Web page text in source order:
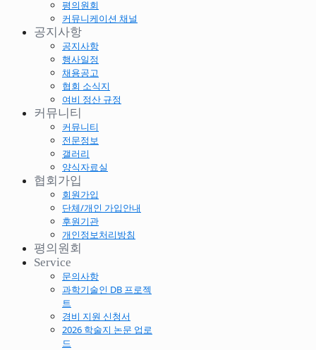
평의원회
커뮤니케이션 채널
공지사항
공지사항
행사일정
채용공고
협회 소식지
여비 정산 규정
커뮤니티
커뮤니티
전문정보
갤러리
양식자료실
협회가입
회원가입
단체/개인 가입안내
후원기관
개인정보처리방침
평의원회
Service
문의사항
과학기술인 DB 프로젝
트
경비 지원 신청서
2026 학술지 논문 업로
드